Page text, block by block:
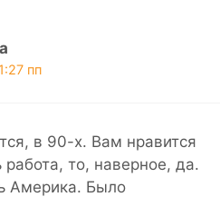
пп
в 90-х. Вам нравится
то, наверное, да.
Америка. Было